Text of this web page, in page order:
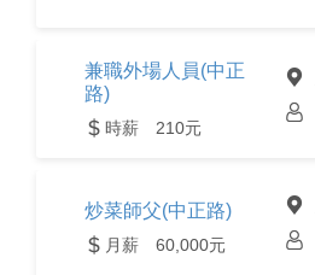
兼職外場人員(中正
路)
時薪 210元
炒菜師父(中正路)
月薪 60,000元